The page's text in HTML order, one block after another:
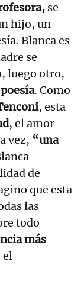
se
hijo, un
Blanca es
se
luego otro,
poesía. Como
, esta
, el amor
vez, “una
de
que esta
las
todo
más
el